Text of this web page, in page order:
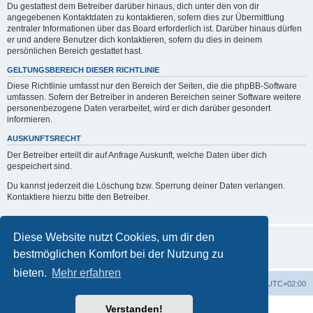
Diese Website nutzt Cookies, um dir den
bestmöglichen Komfort bei der Nutzung zu
bieten. Mehr erfahren
Verstanden!
Du gestattest dem Betreiber darüber hinaus, dich unter den von dir
angegebenen Kontaktdaten zu kontaktieren, sofern dies zur Übermittlung
zentraler Informationen über das Board erforderlich ist. Darüber hinaus dürfen
er und andere Benutzer dich kontaktieren, sofern du dies in deinem
persönlichen Bereich gestattet hast.
GELTUNGSBEREICH DIESER RICHTLINIE
Diese Richtlinie umfasst nur den Bereich der Seiten, die die phpBB-Software
umfassen. Sofern der Betreiber in anderen Bereichen seiner Software weitere
personenbezogene Daten verarbeitet, wird er dich darüber gesondert
informieren.
AUSKUNFTSRECHT
Der Betreiber erteilt dir auf Anfrage Auskunft, welche Daten über dich
gespeichert sind.
Du kannst jederzeit die Löschung bzw. Sperrung deiner Daten verlangen.
Kontaktiere hierzu bitte den Betreiber.
UTC+02:00
Powered byphpBB® Forum Software © phpBB Limited